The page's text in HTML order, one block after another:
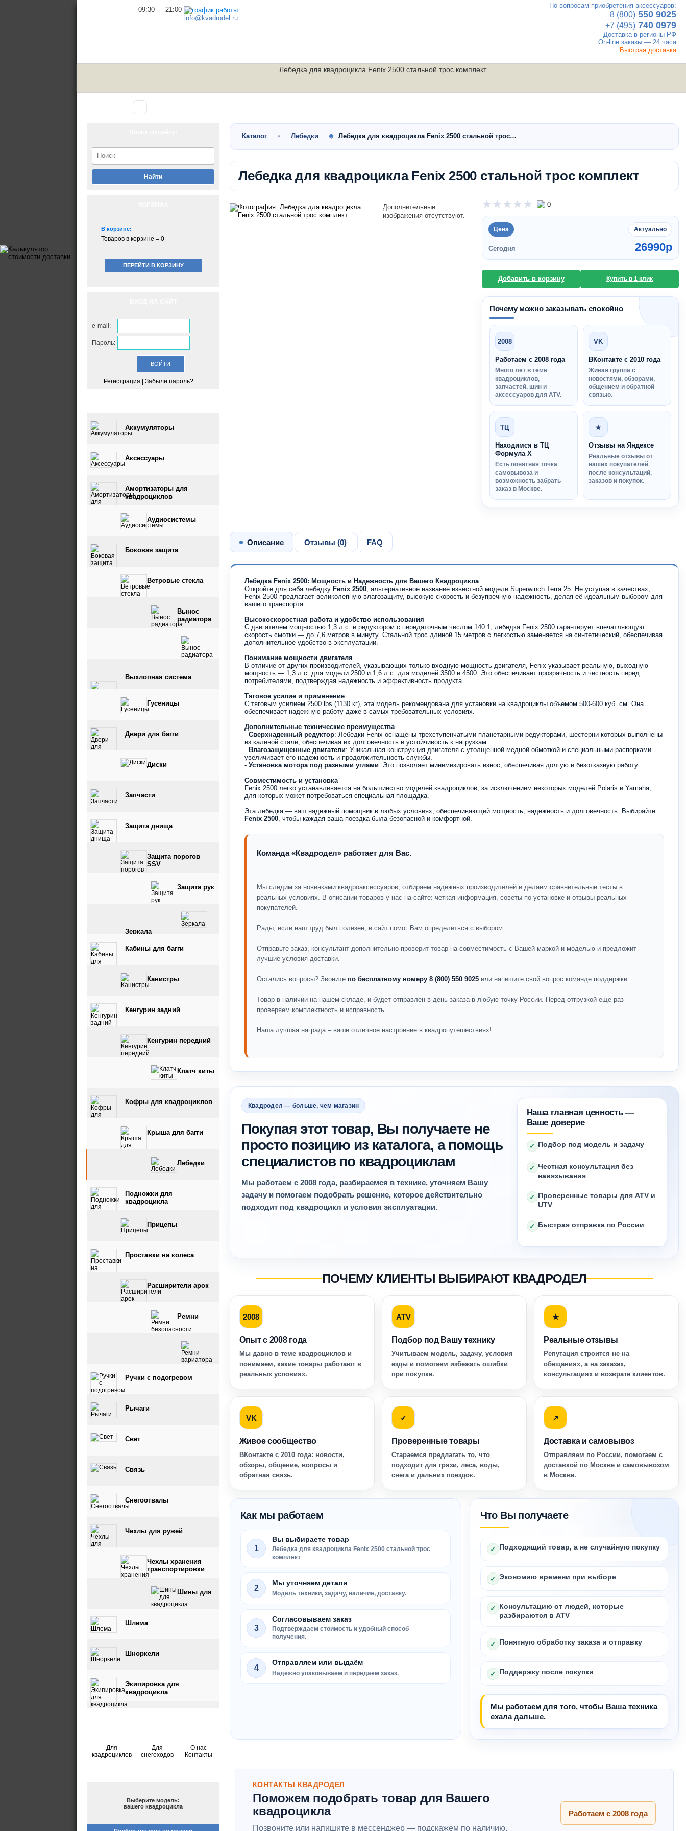
09:30 — 21:00
info@kvadrodel.ru
По вопросам приобретения аксессуаров:
8 (800) 550 9025
+7 (495) 740 0979
Доставка в регионы РФ
On-line заказы — 24 часа
Быстрая доставка
Лебедка для квадроцикла Fenix 2500 стальной трос комплект
Найти
В корзине:
Товаров в корзине = 0
ПЕРЕЙТИ В КОРЗИНУ
e-mail:
Пароль:
Регистрация Забыли пароль?
Аккумуляторы
Аксессуары
Амортизаторы для
квадроциклов
Аудиосистемы
Боковая защита
Ветровые стекла
Вынос
радиатора
Вынос радиатора и
Выхлопная система
Гусеницы
Двери для багги
Диски
Запчасти
Защита днища
Защита порогов
SSV
Защита рук
Зеркала
Кабины для багги
Канистры
Кенгурин задний
Кенгурин передний
Клатч киты
Кофры для квадроциклов
Крыша для багги
Лебедки
Подножки для
квадроцикла
Прицепы
Проставки на колеса
Расширители арок
Ремни
Ручки с подогревом
Рычаги
Свет
Связь
Снегоотвалы
Чехлы для ружей
Чехлы хранения
транспортировки
Шины для
Шлема
Шноркели
Экипировка для
квадроцикла
Для
квадроциклов
Для
снегоходов
О нас
Контакты
Выберите модель:
вашего квадроцикла
Каталог Лебедки Лебедка для квадроцикла Fenix 2500 стальной трос…
Лебедка для квадроцикла Fenix 2500 стальной трос комплект
Дополнительные
изображения отсутствуют.
0
Цена Актуально
Сегодня 26990p
Добавить в корзину Купить в 1 клик
Почему можно заказывать спокойно
2008
Работаем с 2008 года
Много лет в теме
квадроциклов,
запчастей, шин и
аксессуаров для ATV.
VK
ВКонтакте с 2010 года
Живая группа с
новостями, обзорами,
общением и обратной
связью.
ТЦ
Находимся в ТЦ
Формула Х
Есть понятная точка
самовывоза и
возможность забрать
заказ в Москве.
★
Отзывы на Яндексе
Реальные отзывы от
наших покупателей
после консультаций,
заказов и покупок.
Описание Отзывы (0) FAQ
Лебедка Fenix 2500: Мощность и Надежность для Вашего Квадроцикла
Откройте для себя лебедку Fenix 2500, альтернативное название известной модели Superwinch Terra 25. Не уступая в качествах,
Fenix 2500 предлагает великолепную влагозащиту, высокую скорость и безупречную надежность, делая её идеальным выбором для
вашего транспорта.
Высокоскоростная работа и удобство использования
С двигателем мощностью 1,3 л.с. и редуктором с передаточным числом 140:1, лебедка Fenix 2500 гарантирует впечатляющую
скорость смотки — до 7,6 метров в минуту. Стальной трос длиной 15 метров с легкостью заменяется на синтетический, обеспечивая
дополнительное удобство в эксплуатации.
Понимание мощности двигателя
В отличие от других производителей, указывающих только входную мощность двигателя, Fenix указывает реальную, выходную
мощность — 1,3 л.с. для модели 2500 и 1,6 л.с. для моделей 3500 и 4500. Это обеспечивает прозрачность и честность перед
потребителями, подтверждая надежность и эффективность продукта.
Тяговое усилие и применение
С тяговым усилием 2500 lbs (1130 кг), эта модель рекомендована для установки на квадроциклы объемом 500-600 куб. см. Она
обеспечивает надежную работу даже в самых требовательных условиях.
Дополнительные технические преимущества
- Сверхнадежный редуктор: Лебедки Fenix оснащены трехступенчатыми планетарными редукторами, шестерни которых выполнены
из каленой стали, обеспечивая их долговечность и устойчивость к нагрузкам.
- Влагозащищенные двигатели: Уникальная конструкция двигателя с утолщенной медной обмоткой и специальными распорками
увеличивает его надежность и продолжительность службы.
- Установка мотора под разными углами: Это позволяет минимизировать износ, обеспечивая долгую и безотказную работу.
Совместимость и установка
Fenix 2500 легко устанавливается на большинство моделей квадроциклов, за исключением некоторых моделей Polaris и Yamaha,
для которых может потребоваться специальная площадка.
Эта лебедка — ваш надежный помощник в любых условиях, обеспечивающий мощность, надежность и долговечность. Выбирайте
Fenix 2500, чтобы каждая ваша поездка была безопасной и комфортной.
Команда «Квадродел» работает для Вас.
Мы следим за новинками квадроаксессуаров, отбираем надежных производителей и делаем сравнительные тесты в
реальных условиях. В описании товаров у нас на сайте: четкая информация, советы по установке и отзывы реальных
покупателей.
Рады, если наш труд был полезен, и сайт помог Вам определиться с выбором.
Отправьте заказ, консультант дополнительно проверит товар на совместимость с Вашей маркой и моделью и предложит
лучшие условия доставки.
Остались вопросы? Звоните по бесплатному номеру 8 (800) 550 9025 или напишите свой вопрос команде поддержки.
Товар в наличии на нашем складе, и будет отправлен в день заказа в любую точку России. Перед отгрузкой еще раз
проверяем комплектность и исправность.
Наша лучшая награда – ваше отличное настроение в квадропутешествиях!
Квадродел — больше, чем магазин
Покупая этот товар, Вы получаете не
просто позицию из каталога, а помощь
специалистов по квадроциклам
Мы работаем с 2008 года, разбираемся в технике, уточняем Вашу
задачу и помогаем подобрать решение, которое действительно
подходит под квадроцикл и условия эксплуатации.
Наша главная ценность —
Ваше доверие
✓ Подбор под модель и задачу
✓ Честная консультация без
навязывания
✓ Проверенные товары для ATV и
UTV
✓ Быстрая отправка по России
ПОЧЕМУ КЛИЕНТЫ ВЫБИРАЮТ КВАДРОДЕЛ
2008
Опыт с 2008 года
Мы давно в теме квадроциклов и
понимаем, какие товары работают в
реальных условиях.
ATV
Подбор под Вашу технику
Учитываем модель, задачу, условия
езды и помогаем избежать ошибки
при покупке.
★
Реальные отзывы
Репутация строится не на
обещаниях, а на заказах,
консультациях и возврате клиентов.
VK
Живое сообщество
ВКонтакте с 2010 года: новости,
обзоры, общение, вопросы и
обратная связь.
✓
Проверенные товары
Стараемся предлагать то, что
подходит для грязи, леса, воды,
снега и дальних поездок.
↗
Доставка и самовывоз
Отправляем по России, помогаем с
доставкой по Москве и самовывозом
в Москве.
Как мы работаем
1
Вы выбираете товар
Лебедка для квадроцикла Fenix 2500 стальной трос
комплект
2
Мы уточняем детали
Модель техники, задачу, наличие, доставку.
3
Согласовываем заказ
Подтверждаем стоимость и удобный способ
получения.
4
Отправляем или выдаём
Надёжно упаковываем и передаём заказ.
Что Вы получаете
✓ Подходящий товар, а не случайную покупку
✓ Экономию времени при выборе
✓ Консультацию от людей, которые
разбираются в ATV
✓ Понятную обработку заказа и отправку
✓ Поддержку после покупки
Мы работаем для того, чтобы Ваша техника
ехала дальше.
КОНТАКТЫ КВАДРОДЕЛ
Поможем подобрать товар для Вашего
квадроцикла
Позвоните или напишите в мессенджер — подскажем по наличию,
Работаем с 2008 года
×